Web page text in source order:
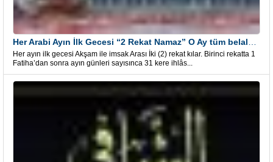
Her ayın ilk gecesi Akşam ile imsak Arası İki (2) rekat kılar. Birinci rekatta 1
Fatiha’dan sonra ayın günleri sayısınca 31 kere ihlâs...